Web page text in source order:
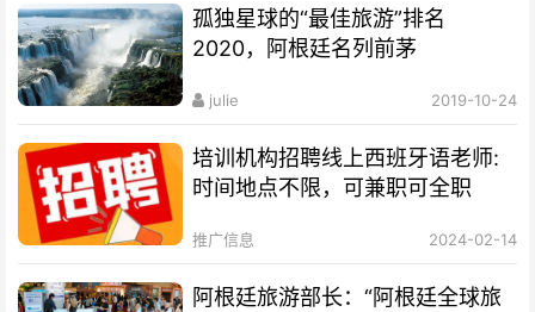
孤独星球的“最佳旅游”排名
2020，阿根廷名列前茅
julie 2019-10-24
培训机构招聘线上西班牙语老师:
时间地点不限，可兼职可全职
推广信息 2024-02-14
阿根廷旅游部长：“阿根廷全球旅